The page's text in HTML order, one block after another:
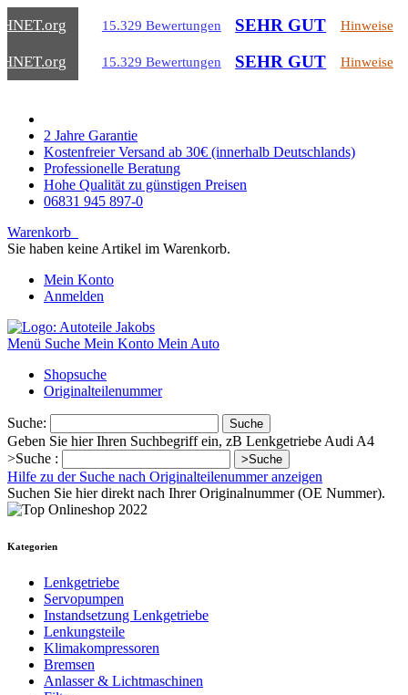
.org 15.329 Bewertungen SEHR GUT Hinweise
.org 15.329 Bewertungen SEHR GUT Hinweise
2 Jahre Garantie
Kostenfreier Versand ab 30€ (innerhalb Deutschlands)
Professionelle Beratung
Hohe Qualität zu günstigen Preisen
06831 945 897-0
Warenkorb
Sie haben keine Artikel im Warenkorb.
Mein Konto
Anmelden
Menü Suche Mein Konto Mein Auto
Shopsuche
Originalteilenummer
Suche: Suche
Geben Sie hier Ihren Suchbegriff ein, zB Lenkgetriebe Audi A4
>Suche :
>Suche
Hilfe zu der Suche nach Originalteilenummer anzeigen
Suchen Sie hier direkt nach Ihrer Originalnummer (OE Nummer).
Kategorien
Lenkgetriebe
Servopumpen
Instandsetzung Lenkgetriebe
Lenkungsteile
Klimakompressoren
Bremsen
Anlasser & Lichtmaschinen